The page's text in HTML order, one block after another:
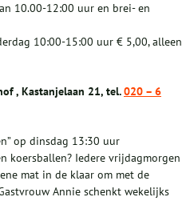
10.00-12:00 uur en brei- en
10:00-15:00 uur € 5,00, alleen
, Kastanjelaan 21, tel.020 – 6
op dinsdag 13:30 uur
koersballen? Iedere vrijdagmorgen
mat in de klaar om met de
Annie schenkt wekelijks